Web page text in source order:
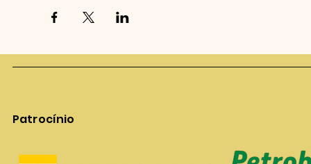
Patrocínio